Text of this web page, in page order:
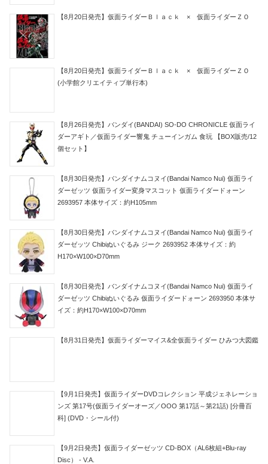
【8月20日発売】仮面ライダーＢｌａｃｋ × 仮面ライダーＺＯ
【8月20日発売】仮面ライダーＢｌａｃｋ × 仮面ライダーＺＯ
(小学館クリエイティブ単行本)
【8月26日発売】バンダイ(BANDAI) SO-DO CHRONICLE 仮面ライ
ダーアギト／仮面ライダー響鬼 チューインガム 食玩 【BOX販売/12
個セット】
【8月30日発売】バンダイナムコヌイ(Bandai Namco Nui) 仮面ライ
ダーゼッツ 仮面ライダー変身マスコット 仮面ライダードォーン
2693957 本体サイズ：約H105mm
【8月30日発売】バンダイナムコヌイ(Bandai Namco Nui) 仮面ライ
ダーゼッツ Chibiぬいぐるみ ジーク 2693952 本体サイズ：約
H170×W100×D70mm
【8月30日発売】バンダイナムコヌイ(Bandai Namco Nui) 仮面ライ
ダーゼッツ Chibiぬいぐるみ 仮面ライダードォーン 2693950 本体サ
イズ：約H170×W100×D70mm
【8月31日発売】仮面ライダーマイス&全仮面ライダー ひみつ大図鑑
【9月1日発売】仮面ライダーDVDコレクション 平成ジェネレーショ
ンズ 第17号(仮面ライダーオーズ／OOO 第17話～第21話) [分冊百
科] (DVD・シール付)
【9月2日発売】仮面ライダーゼッツ CD-BOX（AL6枚組+Blu-ray
Disc） - V.A.